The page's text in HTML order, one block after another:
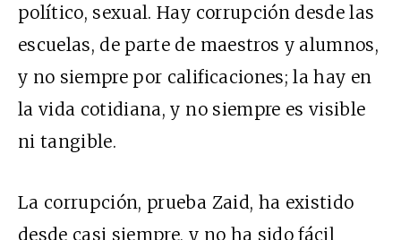
político, sexual. Hay corrupción desde las
escuelas, de parte de maestros y alumnos,
y no siempre por calificaciones; la hay en
la vida cotidiana, y no siempre es visible
ni tangible.
La corrupción, prueba Zaid, ha existido
desde casi siempre, y no ha sido fácil